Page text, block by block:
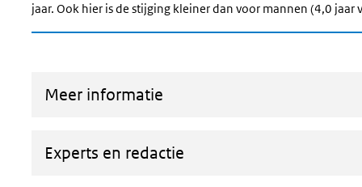
jaar. Ook hier is de stijging kleiner dan voor mannen (4,0 jaar
Meer informatie
Experts en redactie